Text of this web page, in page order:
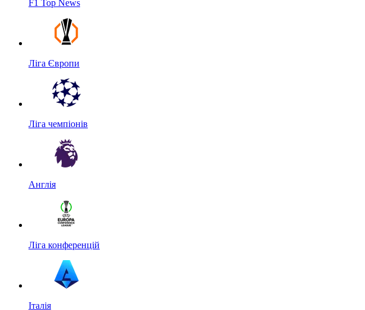
F1 Top News
Ліга Європи
Ліга чемпіонів
Англія
Ліга конференцій
Італія